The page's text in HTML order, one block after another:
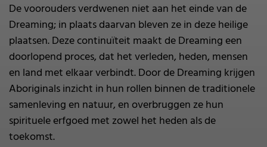
De voorouders verdwenen niet aan het einde van de
Dreaming; in plaats daarvan bleven ze in deze heilige
plaatsen. Deze continuïteit maakt de Dreaming een
doorlopend proces, dat het verleden, heden, mensen
en land met elkaar verbindt. Door de Dreaming krijgen
Aboriginals inzicht in hun rollen binnen de traditionele
samenleving en natuur, en overbruggen ze hun
spirituele erfgoed met zowel het heden als de
toekomst.